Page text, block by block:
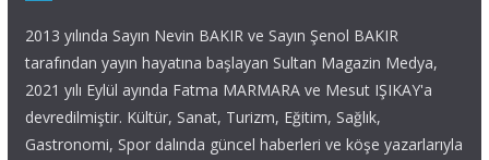
2013 yılında Sayın Nevin BAKIR ve Sayın Şenol BAKIR
tarafından yayın hayatına başlayan Sultan Magazin Medya,
2021 yılı Eylül ayında Fatma MARMARA ve Mesut IŞIKAY'a
devredilmiştir. Kültür, Sanat, Turizm, Eğitim, Sağlık,
Gastronomi, Spor dalında güncel haberleri ve köşe yazarlarıyla